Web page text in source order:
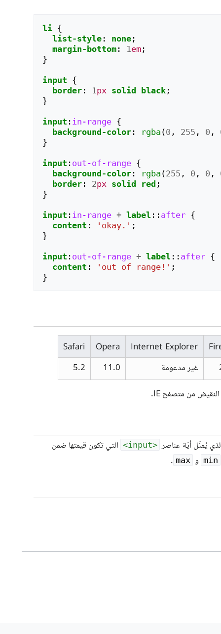
li {
list-style: none;
margin-bottom: 1 em;
}
input {
border: 1 px solid black;
}
input : in-range {
background-color: rgba (0 , 255 , 0 ,
}
input : out-of-range {
background-color: rgba (255 , 0 , 0 ,
border: 2px solid red ;
}
input : in-range + label :: after {
content : 'okay.' ;
}
input : out-of-range + label :: after {
content : 'out of range!' ;
}
Internet Explorer
Opera
Safari
غير مدعومة 11.0
5.2
يُمثِّل أيّة عناصر <input>
التي تكون قيمتها ضمن
min و max
.